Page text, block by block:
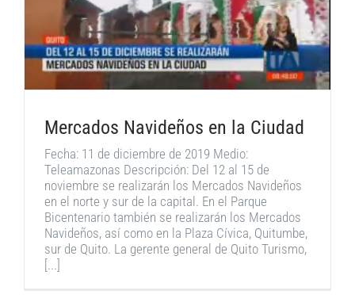
Mercados Navideños en la Ciudad
Fecha: 11 de diciembre de 2019 Medio:
Teleamazonas Descripción: Del 12 al 15 de
noviembre se realizarán los Mercados Navideños
en el norte y sur de la capital. En el Parque
Bicentenario también se realizarán los Mercados
Navideños, así como en la Plaza Cívica, Quitumbe,
sur de Quito. La gerente general de Quito Turismo,
[...]